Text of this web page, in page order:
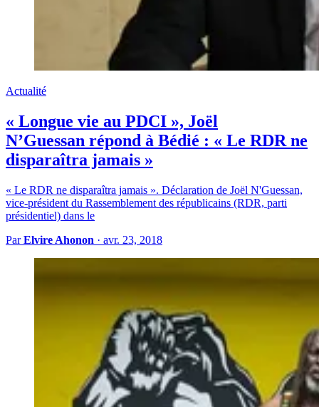
Actualité
« Longue vie au PDCI », Joël
N’Guessan répond à Bédié : « Le RDR ne
disparaîtra jamais »
« Le RDR ne disparaîtra jamais ». Déclaration de Joël N'Guessan,
vice-président du Rassemblement des républicains (RDR, parti
présidentiel) dans le
ParElvire Ahonon · avr. 23, 2018